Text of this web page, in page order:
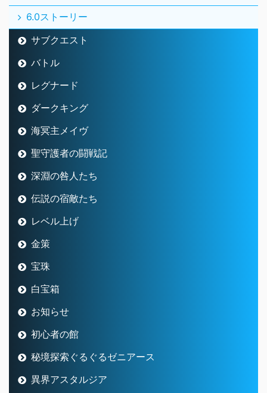
6.0ストーリー
サブクエスト
バトル
レグナード
ダークキング
海冥主メイヴ
聖守護者の闘戦記
深淵の咎人たち
伝説の宿敵たち
レベル上げ
金策
宝珠
白宝箱
お知らせ
初心者の館
秘境探索ぐるぐるゼニアース
異界アスタルジア